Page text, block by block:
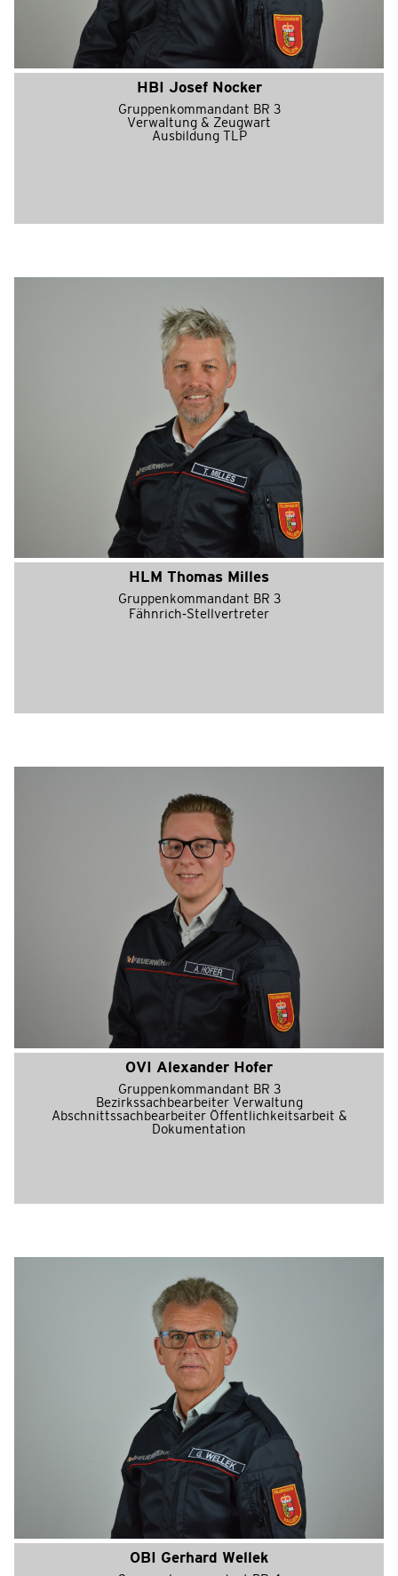
HBI Josef Nocker
Gruppenkommandant BR 3
Verwaltung & Zeugwart
Ausbildung TLP
HLM Thomas Milles
Gruppenkommandant BR 3
Fähnrich-Stellvertreter
OVI Alexander Hofer
Gruppenkommandant BR 3
Bezirkssachbearbeiter Verwaltung
Abschnittssachbearbeiter Öffentlichkeitsarbeit &
Dokumentation
OBI Gerhard Wellek